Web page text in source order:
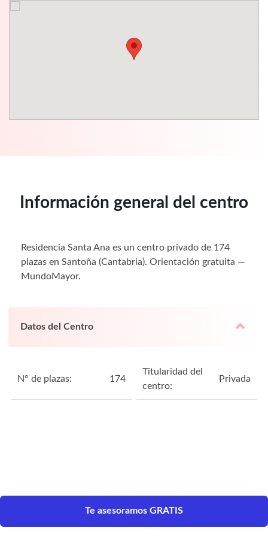
Información general del centro
Residencia Santa Ana es un centro privado de 174
plazas en Santoña (Cantabria). Orientación gratuita —
MundoMayor.
Datos del Centro
N° de plazas: 174
Titularidad del
centro:
Privada
Te asesoramos GRATIS